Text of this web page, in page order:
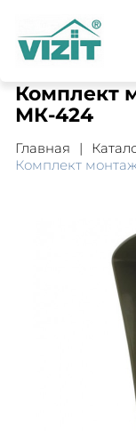
Комплект
МК-424
Главная
Комплект